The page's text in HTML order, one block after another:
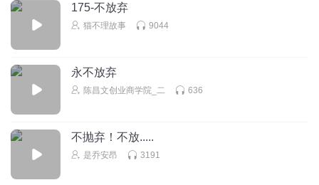
175-不放弃
猫不理故事 9044
永不放弃
陈昌文创业商学院_二 636
不抛弃！不放.....
是乔安昂 3191